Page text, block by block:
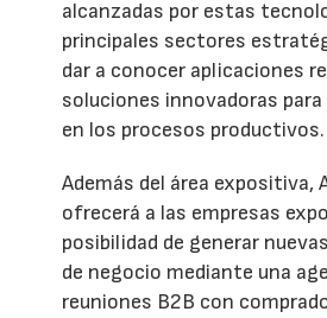
alcanzadas por estas
principales sectores
dar a conocer aplicaciones
soluciones innovadoras
en los procesos productivos.
Además del área expositiva,
ofrecerá a las empresas
posibilidad de generar
de negocio mediante una
reuniones B2B con